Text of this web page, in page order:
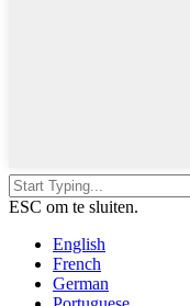
ESC om te sluiten.
English
French
German